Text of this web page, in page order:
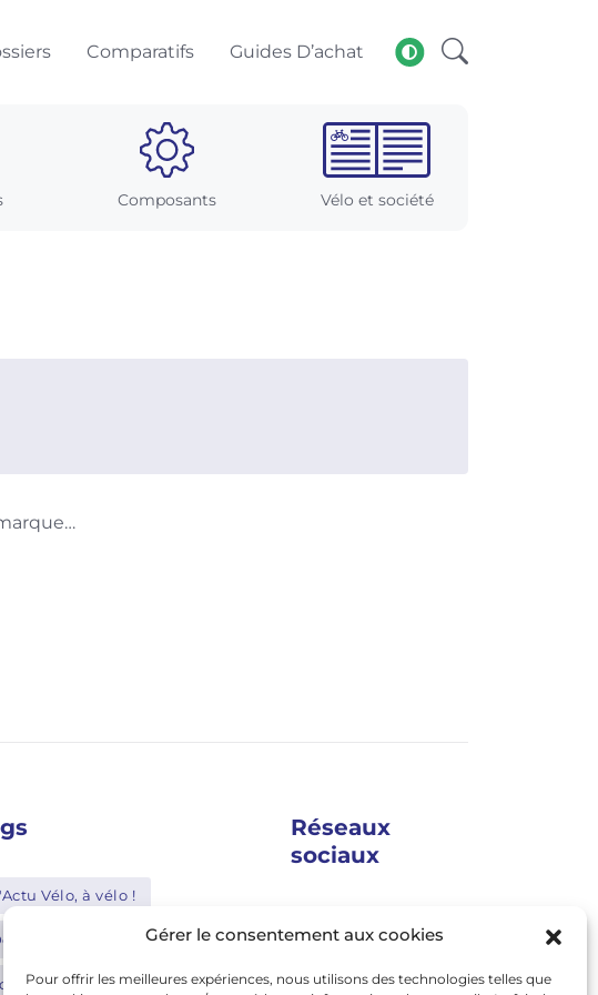
Gérer le consentement aux cookies
Pour offrir les meilleures expériences, nous utilisons des technologies telles que
Comparatifs Guides D’achat
Composants Vélo et société
Vélo, à vélo !
Shimano
Bosch
Réseaux
sociaux